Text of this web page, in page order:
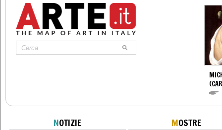
NOTIZIE MOSTRE